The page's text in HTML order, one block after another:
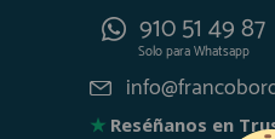
910 51 49 87
Solo paraWhatsapp
★ Reséñanos en